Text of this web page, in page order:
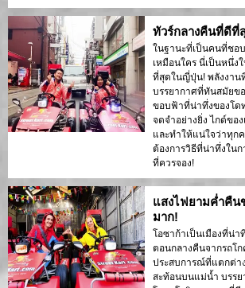
ทัวร์กลางคืนที่ดีที่
ในฐานะที่เป็นคนที่ชอ
เหมือนใคร นี่เป็นหนึ่
ที่สุดในญี่ปุ่น! พลังงาน
บรรยากาศที่ทันสมัยข
ขอบฟ้าที่น่าทึ่งของโด
จดจำอย่างยิ่ง ไกด์ขอ
และทำให้แน่ใจว่าทุ
ต้องการวิธีที่น่าทึ่งใน
ที่ควรจอง!
แสงไฟยามค่ำคืน
มาก!
โอซาก้าเป็นเมืองที่น่
ตอนกลางคืนจากรถโ
ประสบการณ์ที่แตกต่า
สะท้อนบนแม่น้ำ บรร